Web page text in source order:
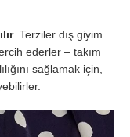
. Terziler dış giyim
ederler – takım
sağlamak için,